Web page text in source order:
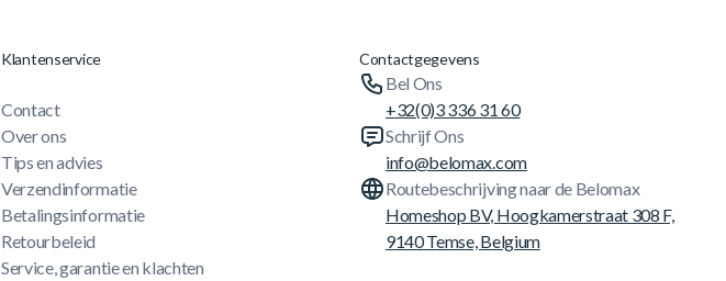
Klantenservice
Contact
Over ons
Tips en advies
Verzendinformatie
Betalingsinformatie
Retourbeleid
Service, garantie en klachten
Contactgegevens
Bel Ons
+32(0)3 336 31 60
Schrijf Ons
info@belomax.com
Routebeschrijving naar de Belomax
Homeshop BV, Hoogkamerstraat 308 F,
9140 Temse, Belgium